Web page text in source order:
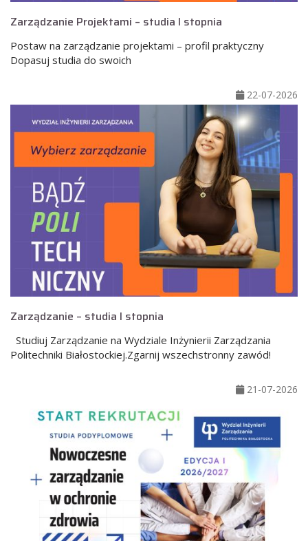
Zarządzanie Projektami – studia I stopnia
Postaw na zarządzanie projektami – profil praktyczny
Dopasuj studia do swoich
22-07-2026
Zarządzanie – studia I stopnia
Studiuj Zarządzanie na Wydziale Inżynierii Zarządzania
Politechniki Białostockiej.Zgarnij wszechstronny zawód!
21-07-2026